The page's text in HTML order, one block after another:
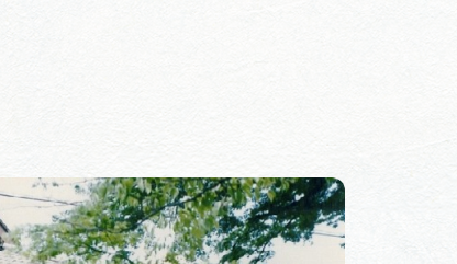
体験予約サイト「ＶＩＳＩＴ
岐阜県」